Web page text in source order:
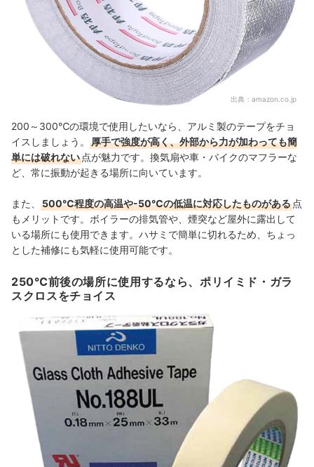
出典： amazon.co.jp
200～300℃の環境で使用したいなら、アルミ製のテープをチョ
イスしましょう。
厚手で強度が高く、外部から力が加わっても簡
単には破れない 点が魅力です。換気扇や車・バイクのマフラーな
ど、常に振動が起きる場所に向いています。
また、 500℃程度の高温や-50℃の低温に対応したものがある 点
もメリットです。ボイラーの排気管や、煙突など屋外に露出して
いる場所にも使用できます。ハサミで簡単に切れるため、ちょっ
とした補修にも気軽に使用可能です。
250℃前後の場所に使用するなら、ポリイミド・ガラ
スクロスをチョイス